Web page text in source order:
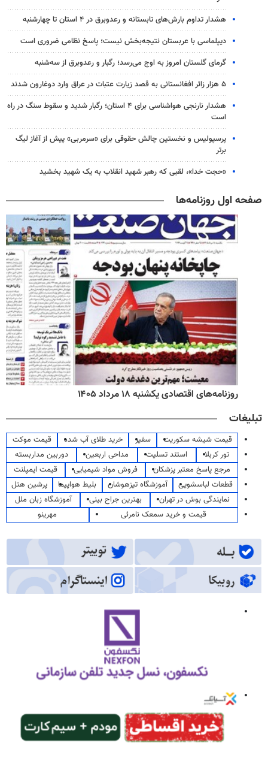
هشدار تداوم بارش‌های تابستانه و رعدوبرق در ۴ استان تا چهارشنبه
دیپلماسی با عربستان نتیجه‌بخش نیست؛ پاسخ نظامی ضروری است
گرمای گلستان امروز به اوج می‌رسد؛ رگبار و رعدوبرق از سه‌شنبه
۵ هزار زائر افغانستانی به قصد زیارت عتبات در عراق وارد دوغارون شدند
هشدار نارنجی هواشناسی برای ۴ استان؛ رگبار شدید و سقوط سنگ در راه
است
پرسپولیس و نخستین چالش حقوقی برای «سرمربی» پیش از آغاز لیگ
برتر
«حجت خدا»، لقبی که رهبر شهید انقلاب به یک شهید بخشید
صفحه اول روزنامه‌ها
روزنامه‌های اقتصادی یکشنبه ۱۸ مرداد ۱۴۰۵
تبلیغات
قیمت شیشه سکوریت سفیر خرید طلای آب شده
قیمت موکت
تور کربلا
استند تسلیت مداحی اربعین
دوربین مداربسته
مرجع پاسخ معتبر پزشکان
فروش مواد شیمیایی
قیمت ایمپلنت
قطعات لباسشویی
آموزشگاه تیزهوشان بلیط هواپیما
پرشین هتل
نمایندگی بوش در تهران
بهترین جراح بینی
آموزشگاه زبان ملل
قیمت و خرید سمعک نامرئی
مهرینو